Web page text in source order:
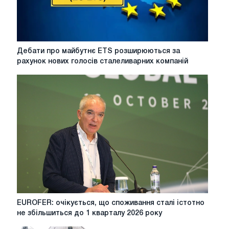
Дебати
про
сталеливарних
компаній
Дебати про майбутнє ETS розширюються за
рахунок нових голосів сталеливарних компаній
EUROFER:
очікується,
EUROFER: очікується, що споживання сталі істотно
не збільшиться до 1 кварталу 2026 року